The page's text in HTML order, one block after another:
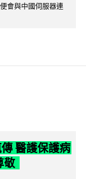
會與中國伺服器連
醫護保護病
敬